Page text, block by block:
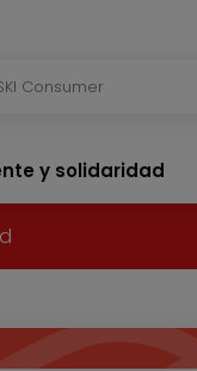
y solidaridad